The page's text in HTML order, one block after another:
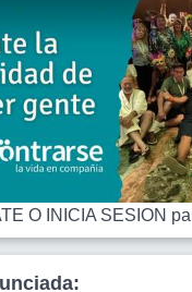
O INICIA SESION